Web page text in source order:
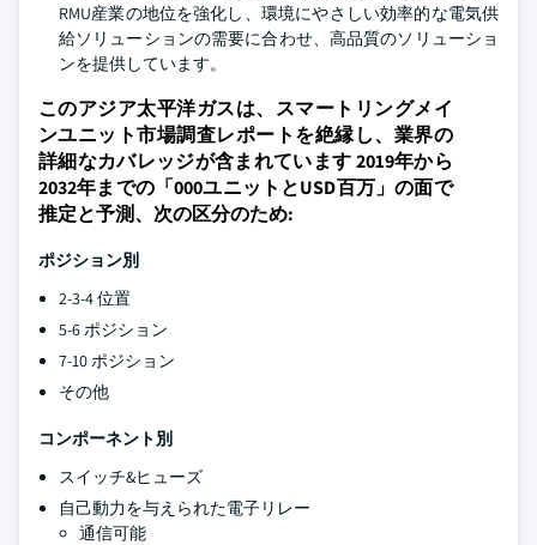
RMU産業の地位を強化し、環境にやさしい効率的な電気供
給ソリューションの需要に合わせ、高品質のソリューショ
ンを提供しています。
このアジア太平洋ガスは、スマートリングメイ
ンユニット市場調査レポートを絶縁し、業界の
詳細なカバレッジが含まれています 2019年から
2032年までの「000ユニットとUSD百万」の面で
推定と予測、次の区分のため:
ポジション別
2-3-4 位置
5-6 ポジション
7-10 ポジション
その他
コンポーネント別
スイッチ&ヒューズ
自己動力を与えられた電子リレー
通信可能